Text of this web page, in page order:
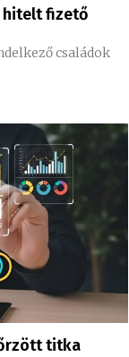
hitelt fizető
családok
titka